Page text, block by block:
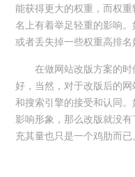
能获得更大的权重，而权
名上有着举足轻重的影响
或者丢失掉一些权重高排名
在做网站改版方案的时
好，当然，对于改版后的
和搜索引擎的接受和认同。
影响形象，那么改版就没
充其量也只是一个鸡肋而已